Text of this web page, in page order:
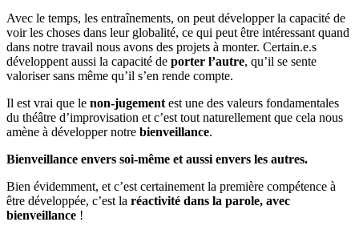
Avec le temps, les entraînements, on peut développer la capacité de
voir les choses dans leur globalité, ce qui peut être intéressant quand
dans notre travail nous avons des projets à monter. Certain.e.s
développent aussi la capacité de porter l’autre, qu’il se sente
valoriser sans même qu’il s’en rende compte.
Il est vrai que le non-jugement est une des valeurs fondamentales
du théâtre d’improvisation et c’est tout naturellement que cela nous
amène à développer notre bienveillance.
Bienveillance envers soi-même et aussi envers les autres.
Bien évidemment, et c’est certainement la première compétence à
être développée, c’est la réactivité dans la parole, avec
bienveillance !